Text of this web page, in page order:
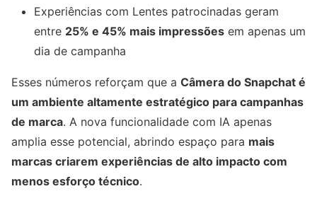
Experiências com Lentes patrocinadas geram
entre 25% e 45% mais impressões em apenas um
dia de campanha
Esses números reforçam que a Câmera do Snapchat é
um ambiente altamente estratégico para campanhas
de marca. A nova funcionalidade com IA apenas
amplia esse potencial, abrindo espaço para mais
marcas criarem experiências de alto impacto com
menos esforço técnico.